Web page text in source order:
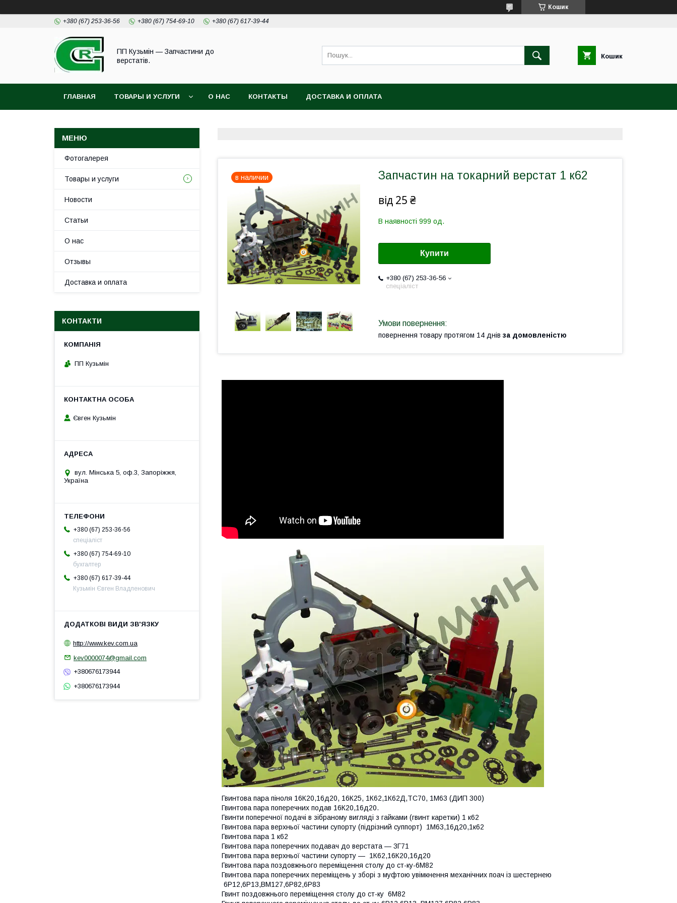
Кошик
+380 (67) 253-36-56 +380 (67) 754-69-10 +380 (67) 617-39-44
ПП Кузьмін — Запчастини до
верстатів.
Кошик
ГЛАВНАЯ ТОВАРЫ И УСЛУГИ О НАС КОНТАКТЫ ДОСТАВКА И ОПЛАТА
в наличии Запчастин на токарний верстат 1 к62
від 25 ₴
В наявності 999 од.
Купити
+380 (67) 253-36-56
спеціаліст
повернення товару протягом 14 днів за домовленістю
Гвинтова пара піноля 16К20,16д20, 16К25, 1К62,1К62Д,ТС70, 1М63 (ДИП 300)
Гвинтова пара поперечних подав 16К20,16д20.
Гвинти поперечної подачі в зібраному вигляді з гайками (гвинт каретки) 1 к62
Гвинтова пара верхньої частини супорту (підрізний суппорт) 1М63,16д20,1к62
Гвинтова пара 1 к62
Гвинтова пара поперечних подавач до верстата — 3Г71
Гвинтова пара верхньої частини супорту — 1К62,16К20,16д20
Гвинтова пара поздовжнього переміщення столу до ст-ку-6М82
Гвинтова пара поперечних переміщень у зборі з муфтою увімкнення механічних поач із шестернею
6Р12,6Р13,ВМ127,6Р82,6Р83
Гвинт поздовжнього переміщення столу до ст-ку 6М82
Фотогалерея
Товары и услуги
Новости
Статьи
О нас
Отзывы
Доставка и оплата
КОНТАКТИ
ПП Кузьмін
Євген Кузьмін
вул. Мінська 5, оф.3, Запоріжжя,
Україна
+380 (67) 253-36-56
спеціаліст
+380 (67) 754-69-10
бухгалтер
+380 (67) 617-39-44
Кузьмін Євген Владленович
http://www.kev.com.ua
kev0000074@gmail.com
+380676173944
+380676173944